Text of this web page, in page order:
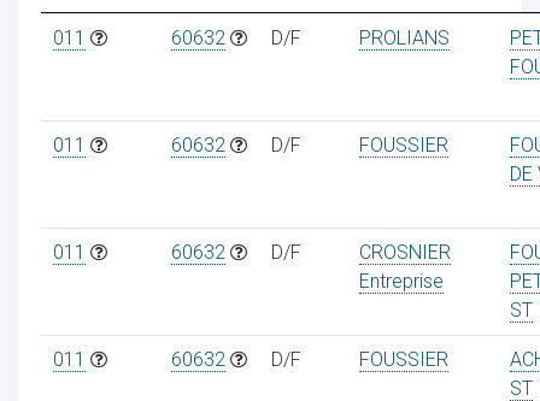
011 60632 D/F PROLIANS
011 60632 D/F FOUSSIER
DE
011 60632 D/F
CROSNIER
Entreprise
ST
011 60632 D/F FOUSSIER
ST